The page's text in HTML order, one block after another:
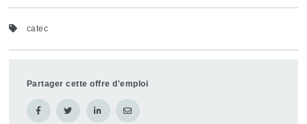
catec
Partager cette offre d'emploi